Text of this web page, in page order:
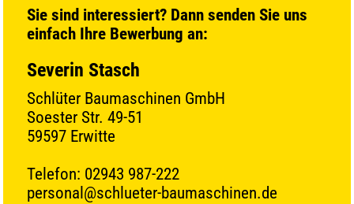
Sie sind interessiert? Dann senden Sie uns
einfach Ihre Bewerbung an:
Severin Stasch
Schlüter Baumaschinen GmbH
Soester Str. 49-51
59597 Erwitte
Telefon: 02943 987-222
personal@schlueter-baumaschinen.de